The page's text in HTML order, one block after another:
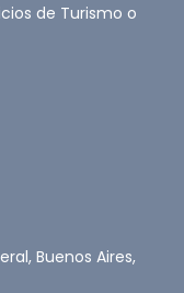
de Turismo o
Buenos Aires,